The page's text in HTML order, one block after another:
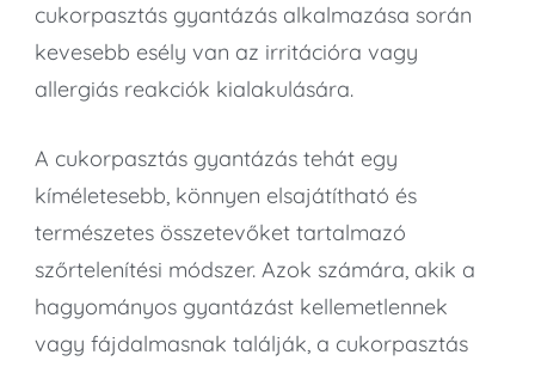
cukorpasztás gyantázás alkalmazása során
kevesebb esély van az irritációra vagy
allergiás reakciók kialakulására.
A cukorpasztás gyantázás tehát egy
kíméletesebb, könnyen elsajátítható és
természetes összetevőket tartalmazó
szőrtelenítési módszer. Azok számára, akik a
hagyományos gyantázást kellemetlennek
vagy fájdalmasnak találják, a cukorpasztás